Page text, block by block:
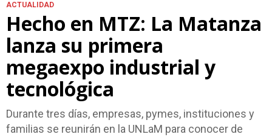
ACTUALIDAD
Hecho en MTZ: La Matanza
lanza su primera
megaexpo industrial y
tecnológica
Durante tres días, empresas, pymes, instituciones y
familias se reunirán en la UNLaM para conocer de